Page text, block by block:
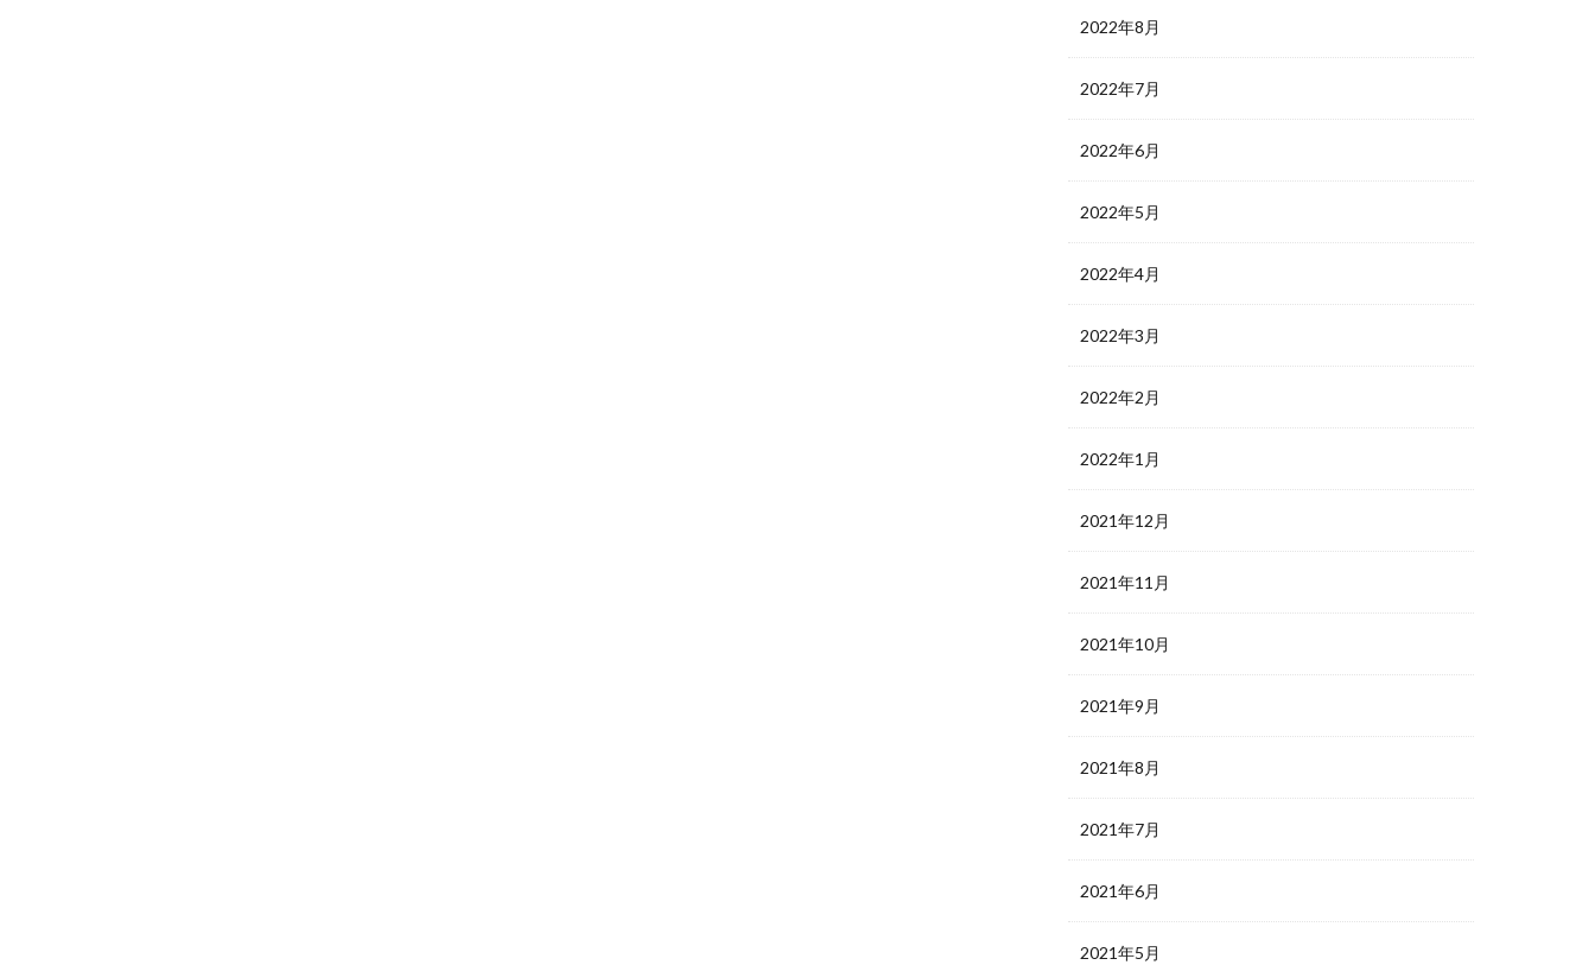
2022年8月
2022年7月
2022年6月
2022年5月
2022年4月
2022年3月
2022年2月
2022年1月
2021年12月
2021年11月
2021年10月
2021年9月
2021年8月
2021年7月
2021年6月
2021年5月